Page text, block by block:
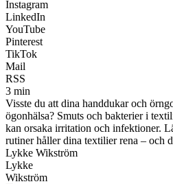
Instagram
LinkedIn
YouTube
Pinterest
TikTok
Mail
RSS
3 min
Visste du att dina handdukar och
ögonhälsa? Smuts och bakterier i
kan orsaka irritation och infektioner.
rutiner håller dina textilier rena – och
Lykke Wikström
Lykke
Wikström